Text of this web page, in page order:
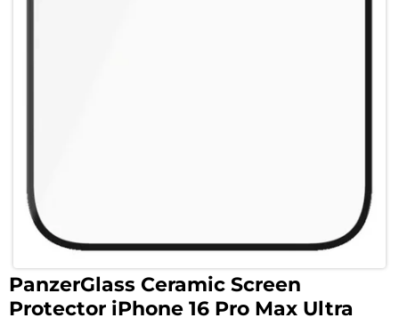
PanzerGlass Ceramic Screen
Protector iPhone 16 Pro Max Ultra